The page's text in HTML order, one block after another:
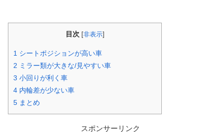
目次 [非表示]
1 シートポジションが高い車
2 ミラー類が大きな/見やすい車
3 小回りが利く車
4 内輪差が少ない車
5 まとめ
スポンサーリンク